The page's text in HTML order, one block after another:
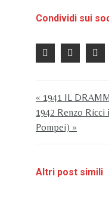
Condividi sui
« 1941 IL
1942 Renzo Ricci
Pompei) »
Altri post simili